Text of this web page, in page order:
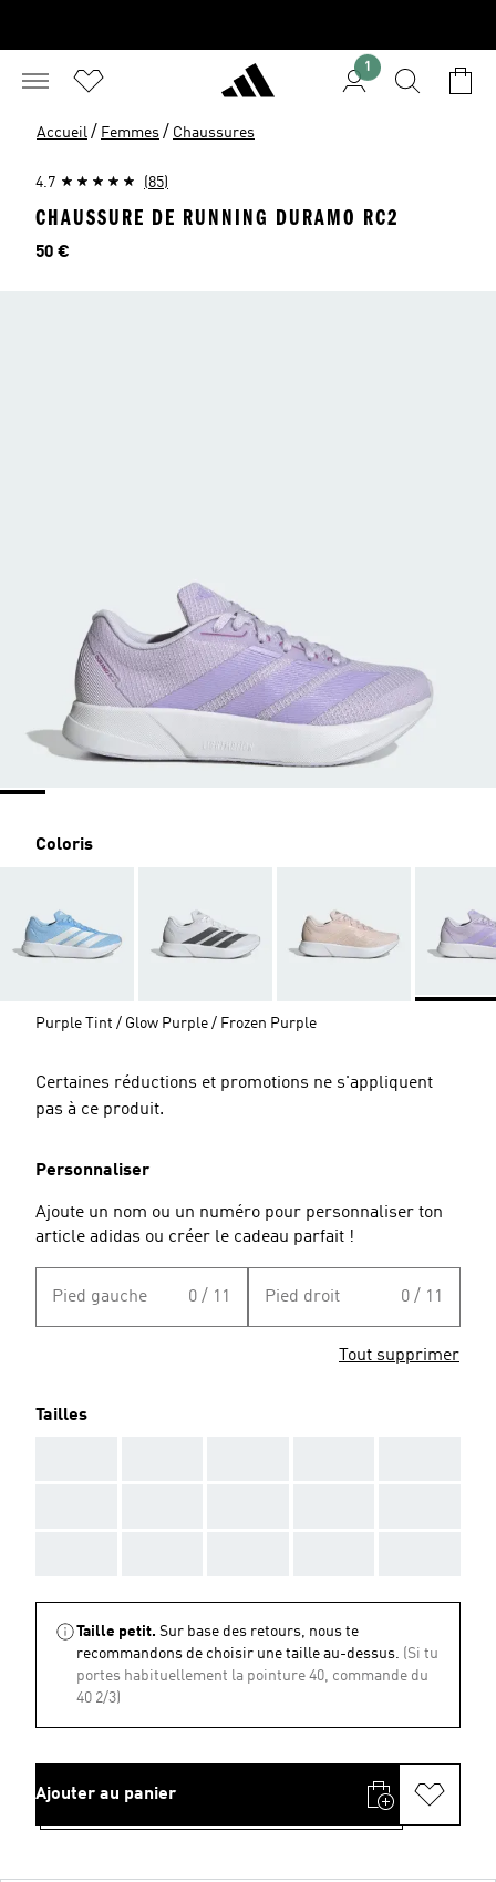
1
Accueil / Femmes / Chaussures
4.7 (85)
CHAUSSURE DE RUNNING DURAMO RC2
Prix
50 €
Coloris
Purple Tint / Glow Purple / Frozen Purple
Certaines réductions et promotions ne s'appliquent
pas à ce produit.
Personnaliser
Ajoute un nom ou un numéro pour personnaliser ton
article adidas ou créer le cadeau parfait !
Pied gauche 0 / 11 Pied droit 0 / 11
Tout supprimer
Tailles
Taille petit. Sur base des retours, nous te
recommandons de choisir une taille au-dessus. (Si tu
portes habituellement la pointure 40, commande du
40 2/3)
Ajouter au panier